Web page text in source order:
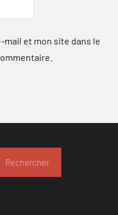
et mon site dans le
Rechercher